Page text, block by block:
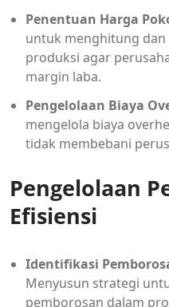
Penentuan Harga
untuk menghitung
produksi agar
margin laba.
Pengelolaan Biaya
mengelola biaya
tidak membebani
Pengelolaan
Efisiensi
Identifikasi
Menyusun strategi
pemborosan dalam